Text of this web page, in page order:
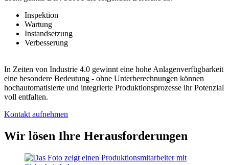
Inspektion
Wartung
Instandsetzung
Verbesserung
In Zeiten von Industrie 4.0 gewinnt eine hohe Anlagenverfügbarkeit
eine besondere Bedeutung - ohne Unterberechnungen können
hochautomatisierte und integrierte Produktionsprozesse ihr Potenzial
voll entfalten.
Kontakt aufnehmen
Wir lösen Ihre Herausforderungen